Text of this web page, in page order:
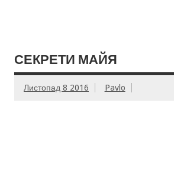
СЕКРЕТИ МАЙЯ
Листопад 8 2016 Pavlo